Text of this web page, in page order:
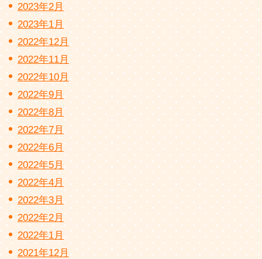
2023年2月
2023年1月
2022年12月
2022年11月
2022年10月
2022年9月
2022年8月
2022年7月
2022年6月
2022年5月
2022年4月
2022年3月
2022年2月
2022年1月
2021年12月